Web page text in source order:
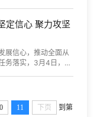
定信心 聚力攻坚
展信心，推动全面从
务落实，3月4日，学
11 下页
到第